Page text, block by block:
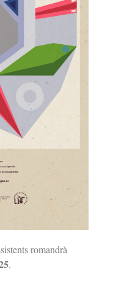
romandrà
.